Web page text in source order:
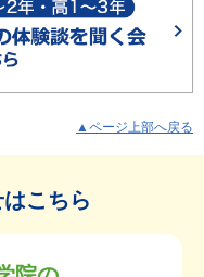
▲ページ上部へ戻る
こちら